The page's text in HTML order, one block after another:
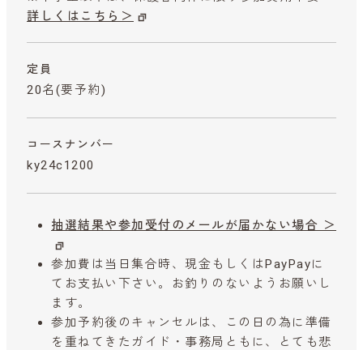
詳しくはこちら＞
定員
20名(要予約)
コースナンバー
ky24c1200
抽選結果や参加受付のメールが届かない場合 ＞
参加費は当日集合時、現金もしくはPayPayに
てお支払い下さい。お釣りのないようお願いし
ます。
参加予約後のキャンセルは、この日の為に準備
を重ねてきたガイド・事務局ともに、とても悲